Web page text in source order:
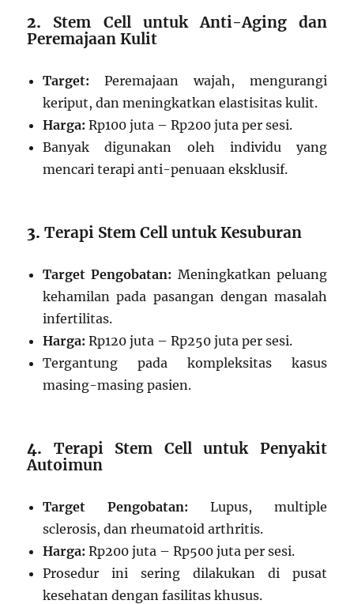
2. Stem Cell untuk Anti-Aging dan
Peremajaan Kulit
Target: Peremajaan wajah, mengurangi
keriput, dan meningkatkan elastisitas kulit.
Harga: Rp100 juta – Rp200 juta per sesi.
Banyak digunakan oleh individu yang
mencari terapi anti-penuaan eksklusif.
3.Terapi Stem Cell untuk Kesuburan
Target Pengobatan: Meningkatkan peluang
kehamilan pada pasangan dengan masalah
infertilitas.
Harga: Rp120 juta – Rp250 juta per sesi.
Tergantung pada kompleksitas kasus
masing-masing pasien.
4. Terapi Stem Cell untuk Penyakit
Autoimun
Target Pengobatan: Lupus, multiple
sclerosis, dan rheumatoid arthritis.
Harga: Rp200 juta – Rp500 juta per sesi.
Prosedur ini sering dilakukan di pusat
kesehatan dengan fasilitas khusus.